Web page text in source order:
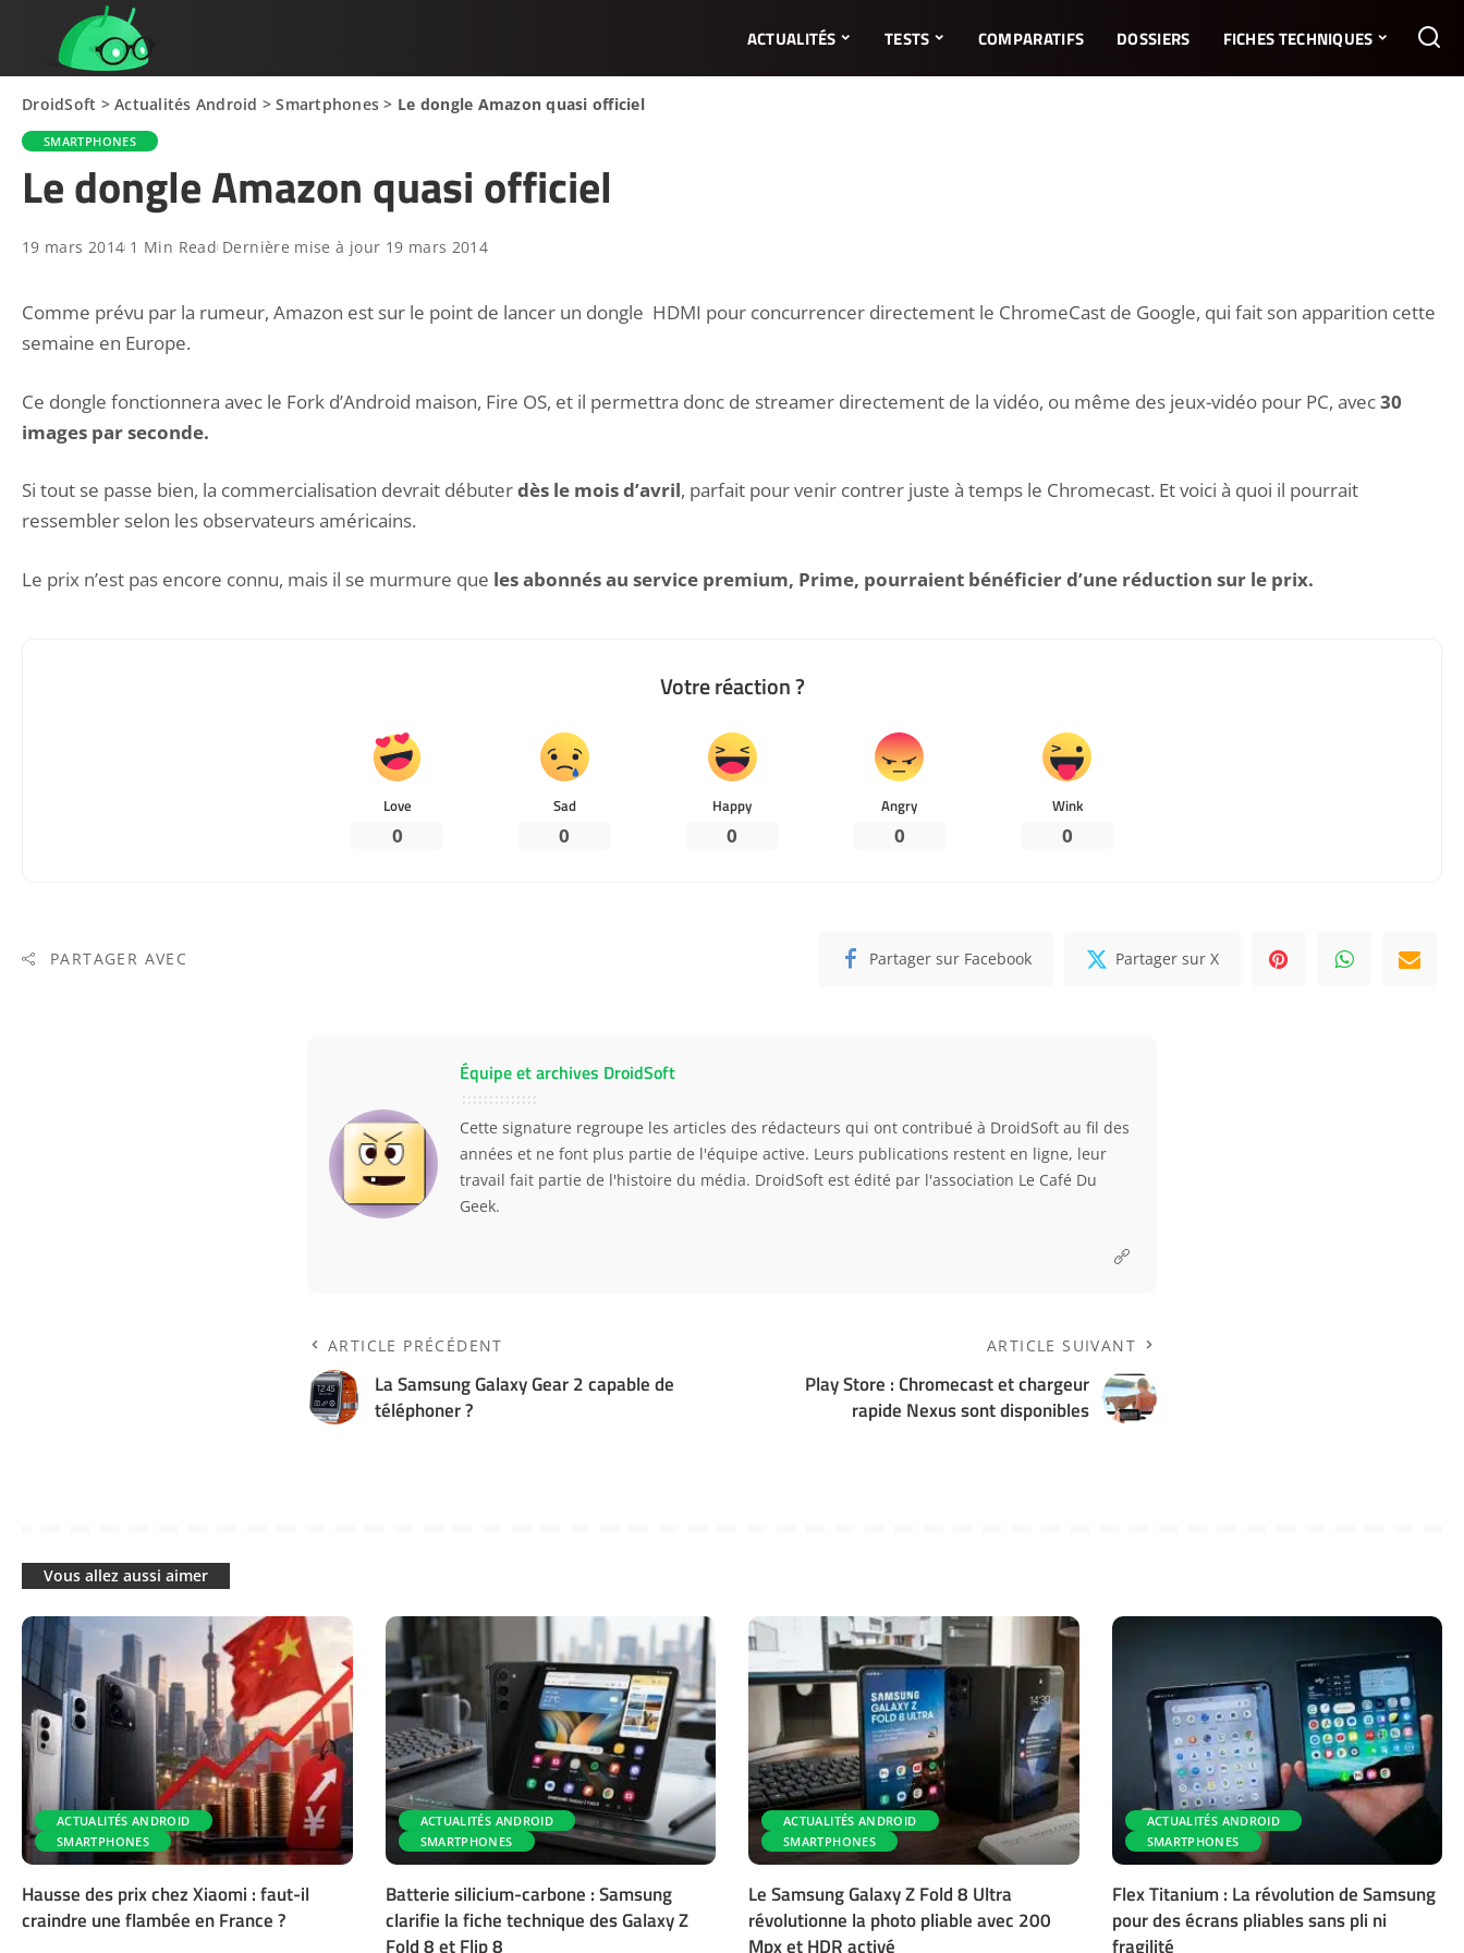
ACTUALITÉS TESTS COMPARATIFS DOSSIERS FICHES TECHNIQUES
DroidSoft >Actualités Android >Smartphones > Le dongle Amazon quasi officiel
SMARTPHONES
Le dongle Amazon quasi officiel
19 mars 2014 1 Min Read Dernière mise à jour 19 mars 2014
Comme prévu par la rumeur, Amazon est sur le point de lancer un dongle HDMI pour concurrencer directement le ChromeCast de Google, qui fait son apparition cette
semaine en Europe.
Ce dongle fonctionnera avec le Fork d’Android maison, Fire OS, et il permettra donc de streamer directement de la vidéo, ou même des jeux-vidéo pour PC, avec30
images par seconde.
Si tout se passe bien, la commercialisation devrait débuterdès le mois d’avril, parfait pour venir contrer juste à temps le Chromecast. Et voici à quoi il pourrait
ressembler selon les observateurs américains.
Le prix n’est pas encore connu, mais il se murmure que les abonnés au service premium, Prime, pourraient bénéficier d’une réduction sur le prix.
Votre réaction ?
Love
0
Sad
0
Happy
0
Angry
0
Wink
0
PARTAGER AVEC Partager sur Facebook Partager sur X
Équipe et archives DroidSoft
Cette signature regroupe les articles des rédacteurs qui ont contribué à DroidSoft au fil des
années et ne font plus partie de l'équipe active. Leurs publications restent en ligne, leur
travail fait partie de l'histoire du média. DroidSoft est édité par l'association Le Café Du
Geek.
ARTICLE PRÉCÉDENT
La Samsung Galaxy Gear 2 capable de
téléphoner ?
ARTICLE SUIVANT
Play Store : Chromecast et chargeur
rapide Nexus sont disponibles
Vous allez aussi aimer
ACTUALITÉS ANDROID
SMARTPHONES
Hausse des prix chez Xiaomi : faut-il
craindre une flambée en France ?
ACTUALITÉS ANDROID
SMARTPHONES
Batterie silicium-carbone : Samsung
clarifie la fiche technique des Galaxy Z
Fold 8 et Flip 8
ACTUALITÉS ANDROID
SMARTPHONES
Le Samsung Galaxy Z Fold 8 Ultra
révolutionne la photo pliable avec 200
Mpx et HDR activé
ACTUALITÉS ANDROID
SMARTPHONES
Flex Titanium : La révolution de Samsung
pour des écrans pliables sans pli ni
fragilité